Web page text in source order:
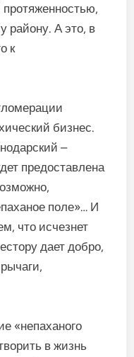
району. А это, в
к
бизнес.
–
предоставлена
поле»… И
что исчезнет
дает добро,
«непаханого
в жизнь